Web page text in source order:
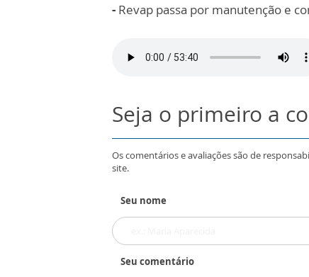
- Revap passa por manutenção e
Seja o primeiro a
Os comentários e avaliações são de
site.
Seu nome
Seu comentário